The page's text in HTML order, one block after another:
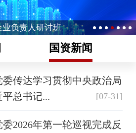
业负责人研讨班
国资新闻
委传达学习贯彻中央政治局
总书记...
[07-31]
2026年第一轮巡视完成反